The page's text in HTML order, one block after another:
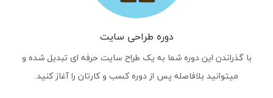
دوره طراحی سایت
با گذراندن این دوره شما به یک طراح سایت حرفه ای تبدیل شده و
میتوانید بلافاصله پس از دوره کسب و کارتان را آغاز کنید.